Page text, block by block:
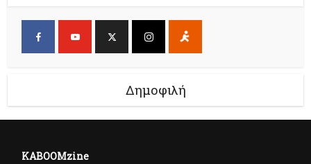
Δημοφιλή
KABOOMzine